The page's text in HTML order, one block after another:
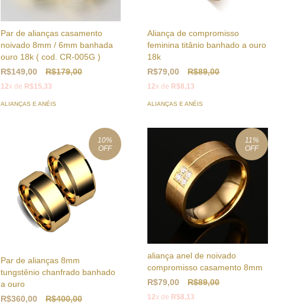
Par de alianças casamento
noivado 8mm / 6mm banhada
ouro 18k ( cod. CR-005G )
R$149,00
R$179,00
12x de R$15,33
ALIANÇAS E ANÉIS
Aliança de compromisso
feminina titânio banhado a ouro
18k
R$79,00
R$89,00
12x de R$8,13
ALIANÇAS E ANÉIS
10%
OFF
Par de alianças 8mm
tungstênio chanfrado banhado
a ouro
R$360,00
R$400,00
11%
OFF
aliança anel de noivado
compromisso casamento 8mm
R$79,00
R$89,00
12x de R$8,13